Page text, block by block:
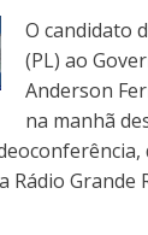
O candidato
(PL) ao
Anderson
na manhã
Rádio Grande